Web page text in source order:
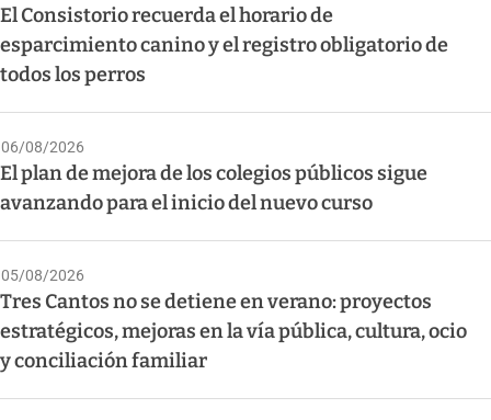
El Consistorio recuerda el horario de
esparcimiento canino y el registro obligatorio de
todos los perros
06/08/2026
El plan de mejora de los colegios públicos sigue
avanzando para el inicio del nuevo curso
05/08/2026
Tres Cantos no se detiene en verano: proyectos
estratégicos, mejoras en la vía pública, cultura, ocio
y conciliación familiar